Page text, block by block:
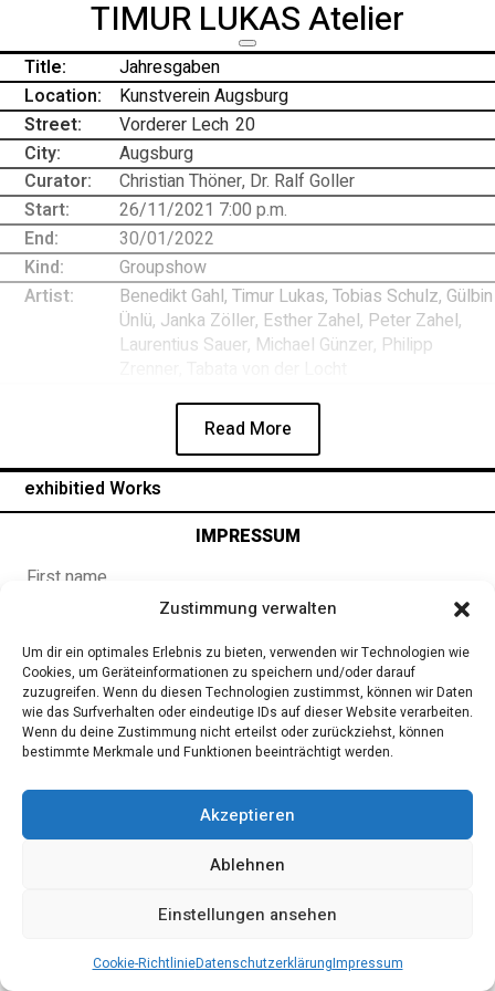
Zustimmung verwalten
Um dir ein optimales Erlebnis zu bieten, verwenden wir Technologien wie
Cookies, um Geräteinformationen zu speichern und/oder darauf
zuzugreifen. Wenn du diesen Technologien zustimmst, können wir Daten
wie das Surfverhalten oder eindeutige IDs auf dieser Website verarbeiten.
Wenn du deine Zustimmung nicht erteilst oder zurückziehst, können
bestimmte Merkmale und Funktionen beeinträchtigt werden.
Akzeptieren
Ablehnen
Einstellungen ansehen
Cookie-RichtlinieDatenschutzerklärungImpressum
TIMUR LUKAS Atelier
Title:
Jahresgaben
Location:
Kunstverein Augsburg
Street:
Vorderer Lech- 20
City:
Augsburg
Curator:
Christian Thöner, Dr. Ralf Goller
Start:
26/11/2021 7:00 p.m.
End:
30/01/2022
Kind:
Groupshow
Artist:
Benedikt Gahl, Timur Lukas, Tobias Schulz, Gülbin
Ünlü, Janka Zöller, Esther Zahel, Peter Zahel,
Laurentius Sauer, Michael Günzer, Philipp
Read More
exhibitied Works
IMPRESSUM